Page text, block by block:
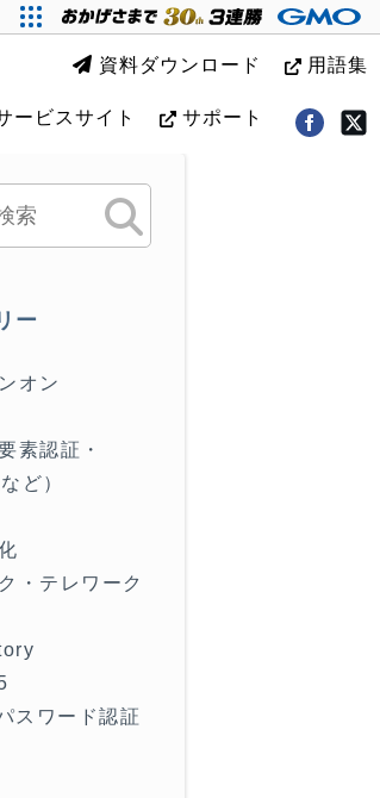
資料ダウンロード 用語集
ービスサイト サポート
ー
オン
素認証・
ど）
・テレワーク
スワード認証